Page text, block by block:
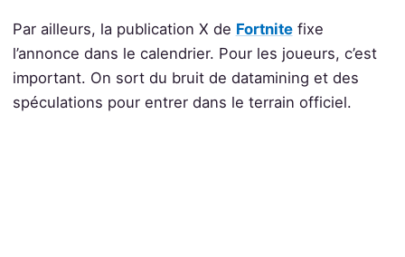
Par ailleurs, la publication X de Fortnitefixe
l’annonce dans le calendrier. Pour les joueurs, c’est
important. On sort du bruit de datamining et des
spéculations pour entrer dans le terrain officiel.